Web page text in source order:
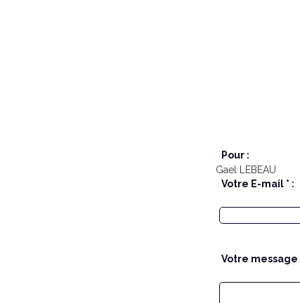
Pour :
Gael LEBEAU
Votre E-mail * :
Votre message